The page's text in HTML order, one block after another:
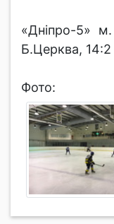
«Дніпро-5»
Б.Церква,
Фото: